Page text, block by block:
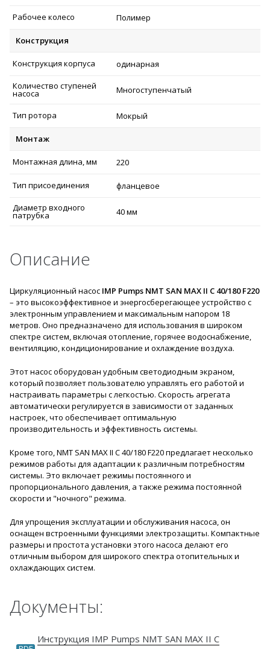
Рабочее колесо Полимер
Конструкция
Конструкция корпуса
одинарная
Количество ступеней
насоса Многоступенчатый
Тип ротора Мокрый
Монтаж
Монтажная длина, мм 220
Тип присоединения
фланцевое
Диаметр входного
патрубка 40 мм
Описание
Циркуляционный насос IMP Pumps NMT SAN MAX II C 40/180 F220
– это высокоэффективное и энергосберегающее устройство с
электронным управлением и максимальным напором 18
метров. Оно предназначено для использования в широком
спектре систем, включая отопление, горячее водоснабжение,
вентиляцию, кондиционирование и охлаждение воздуха.
Этот насос оборудован удобным светодиодным экраном,
который позволяет пользователю управлять его работой и
настраивать параметры с легкостью. Скорость агрегата
автоматически регулируется в зависимости от заданных
настроек, что обеспечивает оптимальную
производительность и эффективность системы.
Кроме того, NMT SAN MAX II C 40/180 F220 предлагает несколько
режимов работы для адаптации к различным потребностям
системы. Это включает режимы постоянного и
пропорционального давления, а также режима постоянной
скорости и "ночного" режима.
Для упрощения эксплуатации и обслуживания насоса, он
оснащен встроенными функциями электрозащиты. Компактные
размеры и простота установки этого насоса делают его
отличным выбором для широкого спектра отопительных и
охлаждающих систем.
Документы:
Инструкция IMP Pumps NMT SAN MAX II C